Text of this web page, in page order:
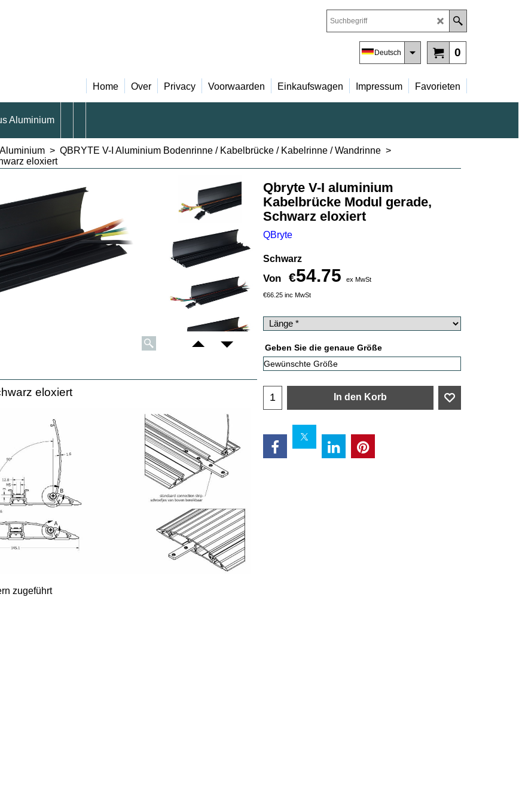
0
Deutsch
Home Over Privacy Voorwaarden Einkaufswagen Impressum Favorieten
Aluminium
> QBRYTE V-I Aluminium Bodenrinne / Kabelbrücke / Kabelrinne / Wandrinne >
eloxiert
Qbryte V-I aluminium
Kabelbrücke Modul gerade,
Schwarz eloxiert
QBryte
Schwarz
Von €54.75 ex MwSt
€66.25 inc MwSt
Geben Sie die genaue Größe
In den Korb
eloxiert
zugeführt